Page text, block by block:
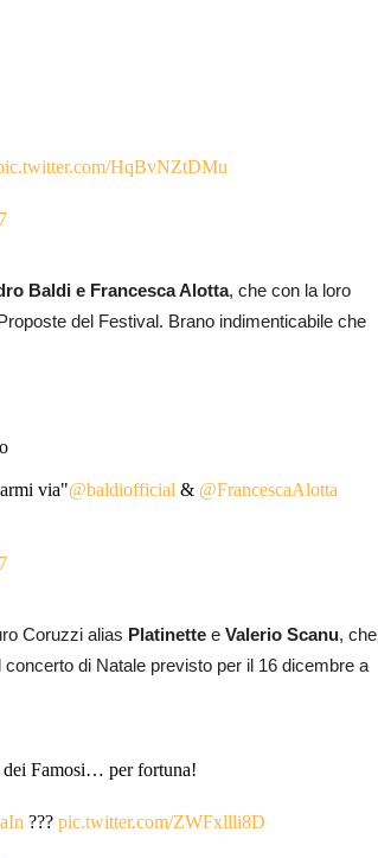
HqBvNZtDMu
Baldi e Francesca Alotta, che con la loro
del Festival. Brano indimenticabile che
via"@baldiofficial & @FrancescaAlotta
Coruzzi alias Platinette e Valerio Scanu, che
di Natale previsto per il 16 dicembre a
dei Famosi… per fortuna!
??? pic.twitter.com/ZWFxllli8D